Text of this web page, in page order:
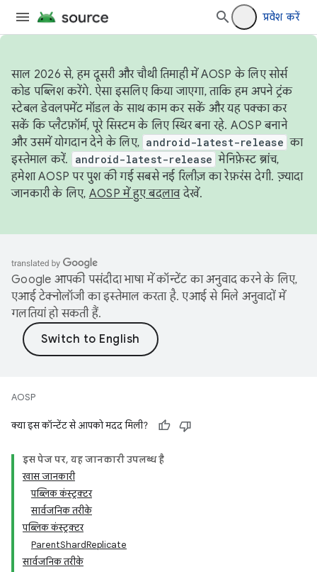
प्रवेश करें
साल 2026 से, हम दूसरी और चौथी तिमाही में AOSP के लिए सोर्स
कोड पब्लिश करेंगे. ऐसा इसलिए किया जाएगा, ताकि हम अपने ट्रंक
स्टेबल डेवलपमेंट मॉडल के साथ काम कर सकें और यह पक्का कर
सकें कि प्लैटफ़ॉर्म, पूरे सिस्टम के लिए स्थिर बना रहे. AOSP बनाने
और उसमें योगदान देने के लिए, android-latest-release का
इस्तेमाल करें.
android-latest-release मेनिफ़ेस्ट ब्रांच,
हमेशा AOSP पर पुश की गई सबसे नई रिलीज़ का रेफ़रंस देगी. ज़्यादा
जानकारी के लिए, AOSP में हुए बदलावदेखें.
Google आपकी पसंदीदा भाषा में कॉन्टेंट का अनुवाद करने के लिए,
एआई टेक्नोलॉजी का इस्तेमाल करता है. एआई से मिले अनुवादों में
गलतियां हो सकती हैं.
AOSP
क्या इस कॉन्टेंट से आपको मदद मिली?
इस पेज पर, यह जानकारी उपलब्ध है
खास जानकारी
पब्लिक कंस्ट्रक्टर
सार्वजनिक तरीके
पब्लिक कंस्ट्रक्टर
ParentShardReplicate
सार्वजनिक तरीके